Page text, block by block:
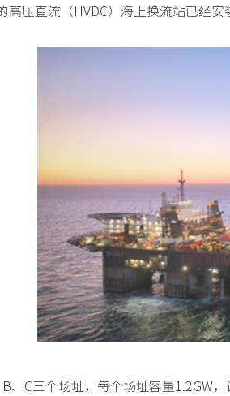
高压直流（HVDC）海上换流站已经
、C三个场址，每个场址容量1.2GW